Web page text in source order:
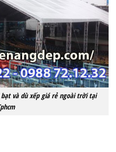
và dù xếp giá rẻ ngoài trời tại